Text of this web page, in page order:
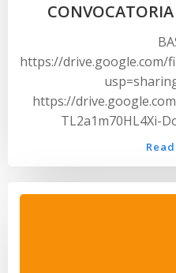
https://drive.google.com/
https://
TL2a1m70HL4Xi-